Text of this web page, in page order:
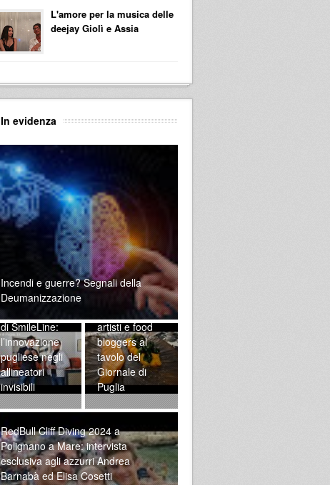
L'amore per la musica delle
deejay Giolì e Assia
In evidenza
Incendi e guerre? Segnali della
Deumanizzazione
Alla scoperta
di SmileLine:
l’innovazione
pugliese negli
allineatori
invisibili
Food testing
al Mezcla:
influencers,
artisti e food
bloggers al
tavolo del
Giornale di
Puglia
RedBull Cliff Diving 2024 a
Polignano a Mare: intervista
esclusiva agli azzurri Andrea
Barnabà ed Elisa Cosetti